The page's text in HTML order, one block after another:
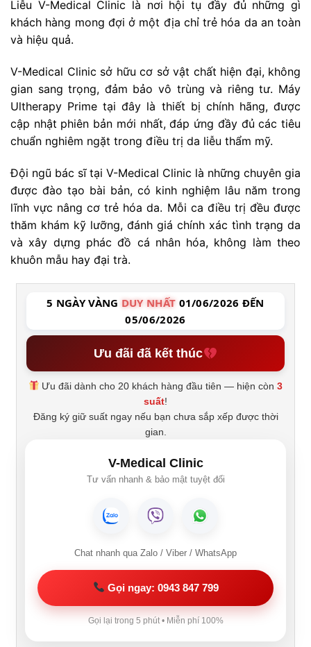
Liễu V-Medical Clinic là nơi hội tụ đầy đủ những gì
khách hàng mong đợi ở một địa chỉ trẻ hóa da an toàn
và hiệu quả.
V-Medical Clinic sở hữu cơ sở vật chất hiện đại, không
gian sang trọng, đảm bảo vô trùng và riêng tư. Máy
Ultherapy Prime tại đây là thiết bị chính hãng, được
cập nhật phiên bản mới nhất, đáp ứng đầy đủ các tiêu
chuẩn nghiêm ngặt trong điều trị da liễu thẩm mỹ.
Đội ngũ bác sĩ tại V-Medical Clinic là những chuyên gia
được đào tạo bài bản, có kinh nghiệm lâu năm trong
lĩnh vực nâng cơ trẻ hóa da. Mỗi ca điều trị đều được
thăm khám kỹ lưỡng, đánh giá chính xác tình trạng da
và xây dựng phác đồ cá nhân hóa, không làm theo
khuôn mẫu hay đại trà.
5 NGÀY VÀNG DUY NHẤT 01/06/2026 ĐẾN
05/06/2026
Ưu đãi đã kết thúc
Ưu đãi dành cho 20 khách hàng đầu tiên — hiện còn3
suất!
Đăng ký giữ suất ngay nếu bạn chưa sắp xếp được thời
gian.
V-Medical Clinic
Tư vấn nhanh & bảo mật tuyệt đối
Chat nhanh qua Zalo / Viber / WhatsApp
Gọi ngay: 0943 847 799
Gọi lại trong 5 phút • Miễn phí 100%